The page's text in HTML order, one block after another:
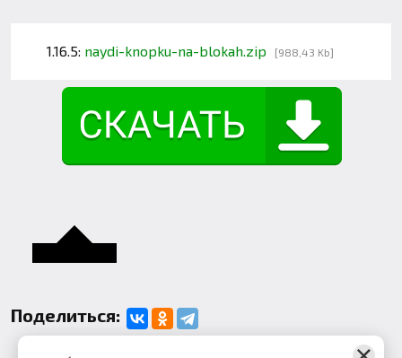
1.16.5: naydi-knopku-na-blokah.zip [988,43 Kb]
Поделиться: